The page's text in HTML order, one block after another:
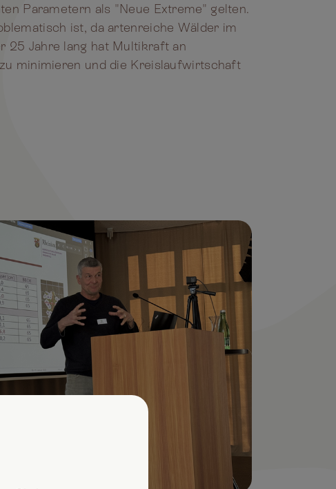
Parametern als "Neue Extreme" gelten.
ist, da artenreiche Wälder im
25 Jahre lang hat Multikraft an
minimieren und die Kreislaufwirtschaft